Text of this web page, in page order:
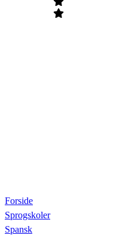
Forside
Sprogskoler
Spansk